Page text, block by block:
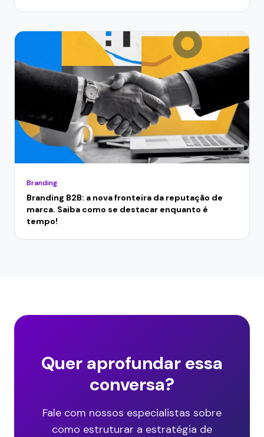
Branding
Branding B2B: a nova fronteira da reputação de
marca. Saiba como se destacar enquanto é
tempo!
Quer aprofundar essa
conversa?
Fale com nossos especialistas sobre
como estruturar a estratégia de